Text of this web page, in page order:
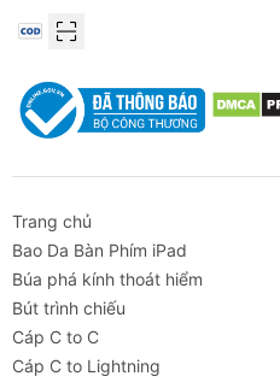
Trang chủ
Bao Da Bàn Phím iPad
Búa phá kính thoát hiểm
Bút trình chiếu
Cáp C to C
Cáp C to Lightning